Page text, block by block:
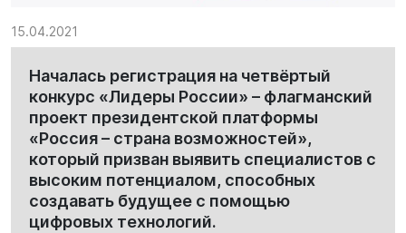
15.04.2021
Началась регистрация на четвёртый
конкурс «Лидеры России» – флагманский
проект президентской платформы
«Россия – страна возможностей»,
который призван выявить специалистов с
высоким потенциалом, способных
создавать будущее с помощью
цифровых технологий.